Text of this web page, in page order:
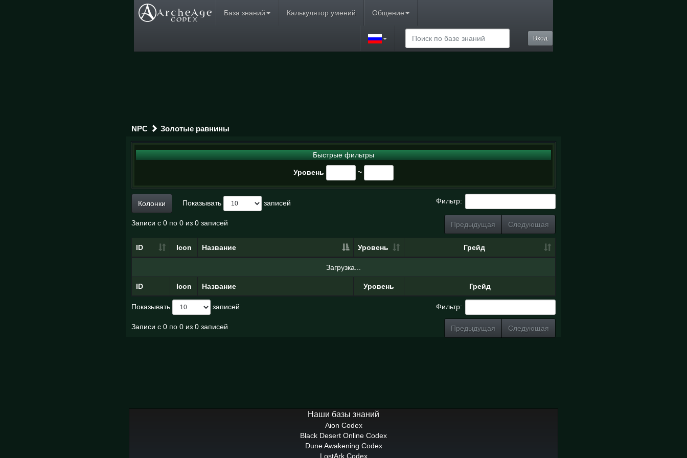
База знаний Калькулятор умений Общение
Вход
NPC Золотые равнины
Быстрые фильтры
Уровень ~
Колонки Показывать записей Фильтр:
Записи с 0 по 0 из 0 записей Предыдущая Следующая
ID Icon Название Уровень Грейд
ID Icon Название Уровень Грейд
Загрузка...
Показывать записей Фильтр:
Записи с 0 по 0 из 0 записей Предыдущая Следующая
Наши базы знаний
Aion Codex
Black Desert Online Codex
Dune Awakening Codex
LostArk Codex